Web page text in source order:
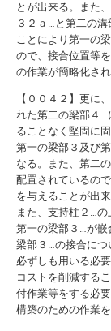
とが出来る。また
３２ａ…と第二の
ことにより第一の
ので、接合位置等
の作業が簡略化され
【００４２】更に
れた第二の梁部４
ることなく堅固に
第一の梁部３及び
なる。また、第二
配置されているの
を与えることが出
また、支持柱２…
第一の梁部３…が
梁部３…の接合につ
必ずしも用いる必
コストを削減する
付作業等をする必
構築のための作業